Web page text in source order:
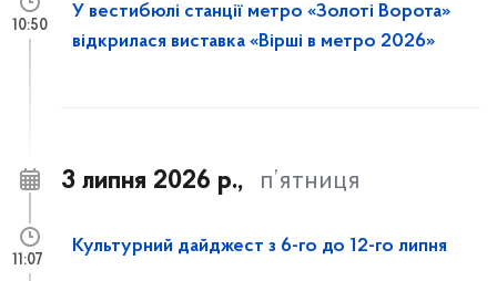
У вестибюлі станції метро «Золоті Ворота»
відкрилася виставка «Вірші в метро 2026»
10:50
3 липня 2026 р., п’ятниця
Культурний дайджест з 6-го до 12-го липня
11:07